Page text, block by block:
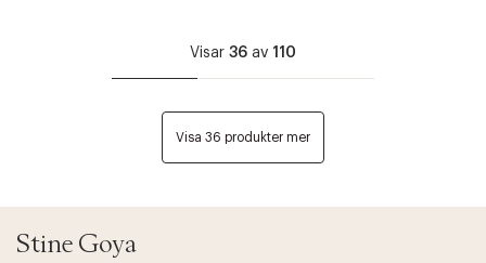
Visar 36 av 110
Visa 36 produkter mer
Stine Goya